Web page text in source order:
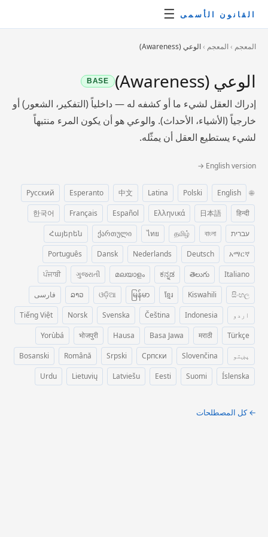
القانون الأسمى ☰
المعجم ›المعجم ›الوعي (Awareness)
الوعي (Awareness) BASE
إدراك العقل لشيء ما أو كشفه له — داخلياً (التفكير، الشعور) أو
خارجياً (الأشياء، الأحداث). والوعي هو أن يكون المرء منتبهاً
لشيء يستطيع العقل أن يمثّله.
English version →
🌐
English
Polski
Latina
中文
Esperanto
Русский
हिन्दी
日本語
Ελληνικά
Español
Français
한국어
עברית
বাংলা
தமிழ்
ไทย
ქართული
Հայերեն
አማርኛ
Deutsch
Nederlands
Dansk
Português
Italiano
తెలుగు
ಕನ್ನಡ
മലയാളം
ગુજરાતી
ਪੰਜਾਬੀ
සිංහල
Kiswahili
ខ្មែរ
မြန်မာ
ଓଡ଼ିଆ
ລາວ
فارسی
اردو
Indonesia
Čeština
Svenska
Norsk
Tiếng Việt
Türkçe
मराठी
Basa Jawa
Hausa
भोजपुरी
Yorùbá
پښتو
Slovenčina
Српски
Srpski
Română
Bosanski
Íslenska
Suomi
Eesti
Latviešu
Lietuvių
Urdu
← كل المصطلحات